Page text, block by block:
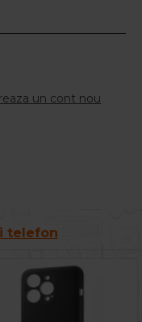
un cont nou
telefon